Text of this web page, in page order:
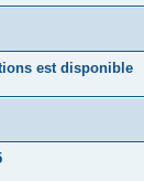
est disponible